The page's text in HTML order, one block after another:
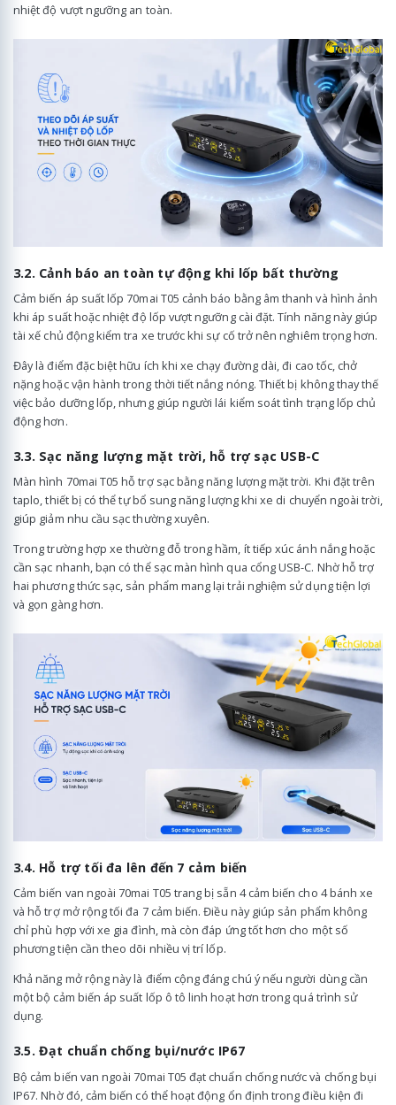
nhiệt độ vượt ngưỡng an toàn.
3.2. Cảnh báo an toàn tự động khi lốp bất thường
Cảm biến áp suất lốp 70mai T05 cảnh báo bằng âm thanh và hình ảnh
khi áp suất hoặc nhiệt độ lốp vượt ngưỡng cài đặt. Tính năng này giúp
tài xế chủ động kiểm tra xe trước khi sự cố trở nên nghiêm trọng hơn.
Đây là điểm đặc biệt hữu ích khi xe chạy đường dài, đi cao tốc, chở
nặng hoặc vận hành trong thời tiết nắng nóng. Thiết bị không thay thế
việc bảo dưỡng lốp, nhưng giúp người lái kiểm soát tình trạng lốp chủ
động hơn.
3.3. Sạc năng lượng mặt trời, hỗ trợ sạc USB-C
Màn hình 70mai T05 hỗ trợ sạc bằng năng lượng mặt trời. Khi đặt trên
taplo, thiết bị có thể tự bổ sung năng lượng khi xe di chuyển ngoài trời,
giúp giảm nhu cầu sạc thường xuyên.
Trong trường hợp xe thường đỗ trong hầm, ít tiếp xúc ánh nắng hoặc
cần sạc nhanh, bạn có thể sạc màn hình qua cổng USB-C. Nhờ hỗ trợ
hai phương thức sạc, sản phẩm mang lại trải nghiệm sử dụng tiện lợi
và gọn gàng hơn.
3.4. Hỗ trợ tối đa lên đến 7 cảm biến
Cảm biến van ngoài 70mai T05 trang bị sẵn 4 cảm biến cho 4 bánh xe
và hỗ trợ mở rộng tối đa 7 cảm biến. Điều này giúp sản phẩm không
chỉ phù hợp với xe gia đình, mà còn đáp ứng tốt hơn cho một số
phương tiện cần theo dõi nhiều vị trí lốp.
Khả năng mở rộng này là điểm cộng đáng chú ý nếu người dùng cần
một bộ cảm biến áp suất lốp ô tô linh hoạt hơn trong quá trình sử
dụng.
3.5. Đạt chuẩn chống bụi/nước IP67
Bộ cảm biến van ngoài 70mai T05 đạt chuẩn chống nước và chống bụi
IP67. Nhờ đó, cảm biến có thể hoạt động ổn định trong điều kiện đi